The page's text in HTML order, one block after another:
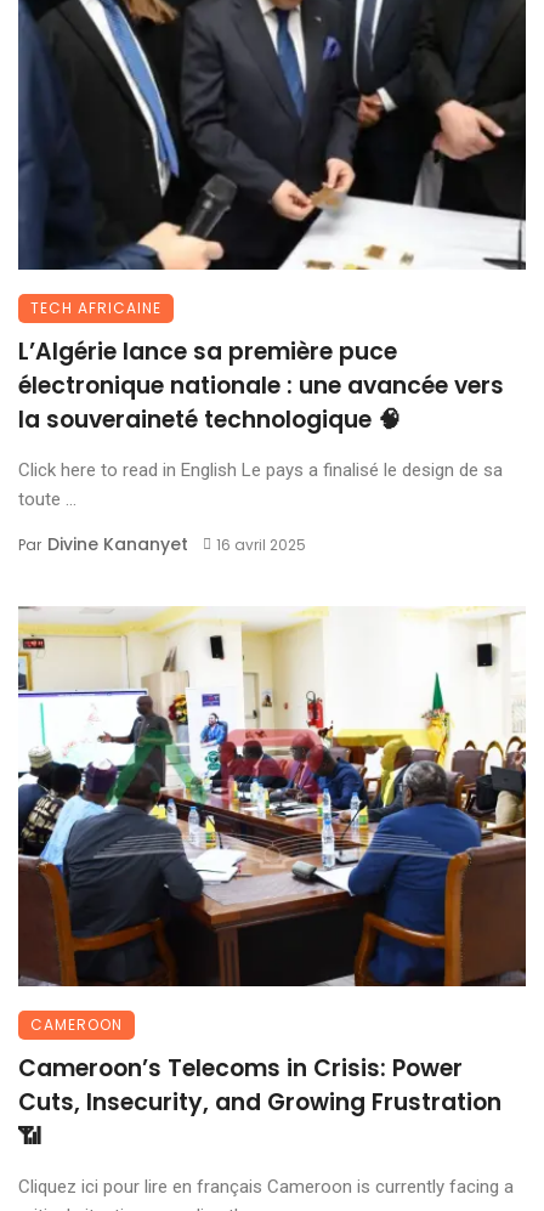
TECH AFRICAINE
L’Algérie lance sa première puce
électronique nationale : une avancée vers
la souveraineté technologique 🧠
Click here to read in English Le pays a finalisé le design de sa
toute ...
Par Divine Kananyet 16 avril 2025
CAMEROON
Cameroon’s Telecoms in Crisis: Power
Cuts, Insecurity, and Growing Frustration
📶
Cliquez ici pour lire en français Cameroon is currently facing a